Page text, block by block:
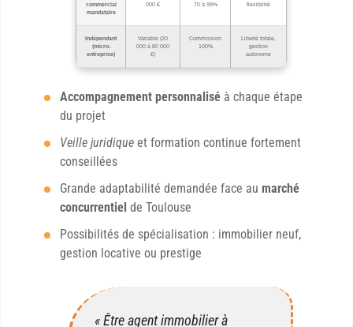
commercial
mandataire
000 €
70 à 99%
flexibilité
Indépendant
(micro-
entreprise)
Variable (20
000 à 80 000
€)
Commission
100%
Liberté totale,
gestion
autonome
Accompagnement personnalisé à chaque étape
du projet
Veille juridique et formation continue fortement
conseillées
Grande adaptabilité demandée face au marché
concurrentiel de Toulouse
Possibilités de spécialisation : immobilier neuf,
gestion locative ou prestige
« Être agent immobilier à